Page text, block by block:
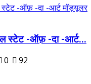
स्टेट -ऑफ़ -दा -आर्ट...
0 92